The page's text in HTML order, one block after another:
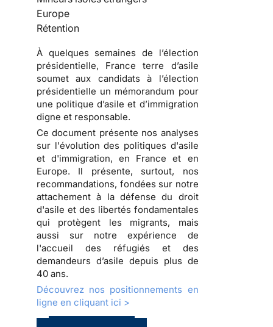
Europe
Rétention
À quelques semaines de l’élection
présidentielle, France terre d’asile
soumet aux candidats à l’élection
présidentielle un mémorandum pour
une politique d’asile et d’immigration
digne et responsable.
Ce document présente nos analyses
sur l'évolution des politiques d'asile
et d'immigration, en France et en
Europe. Il présente, surtout, nos
recommandations, fondées sur notre
attachement à la défense du droit
d'asile et des libertés fondamentales
qui protègent les migrants, mais
aussi sur notre expérience de
l'accueil des réfugiés et des
demandeurs d’asile depuis plus de
40 ans.
Découvrez nos positionnements en
ligne en cliquant ici >